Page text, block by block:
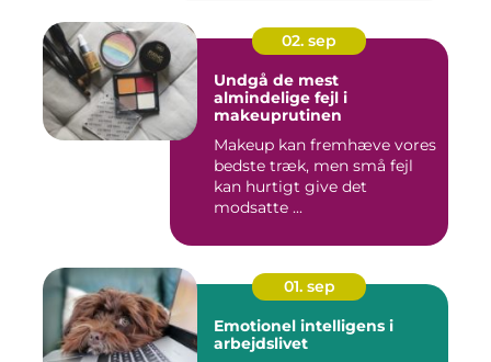
02. sep
Undgå de mest
almindelige fejl i
makeuprutinen
Makeup kan fremhæve vores
bedste træk, men små fejl
kan hurtigt give det
modsatte ...
01. sep
Emotionel intelligens i
arbejdslivet